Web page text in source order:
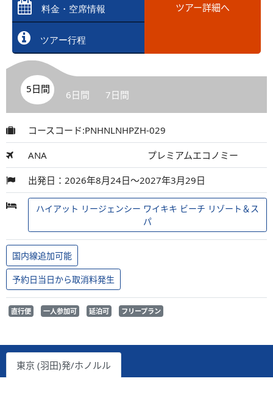
料金・空席情報
ツアー行程
ツアー詳細へ
5日間 6日間 7日間
コースコード:PNHNLNHPZH-029
ANA プレミアムエコノミー
出発日：2026年8月24日～2027年3月29日
ハイアット リージェンシー ワイキキ ビーチ リゾート＆ス
パ
国内線追加可能
予約日当日から取消料発生
直行便 一人参加可 延泊可 フリープラン
東京 (羽田)発/ホノルル